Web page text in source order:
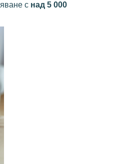
с над 5 000